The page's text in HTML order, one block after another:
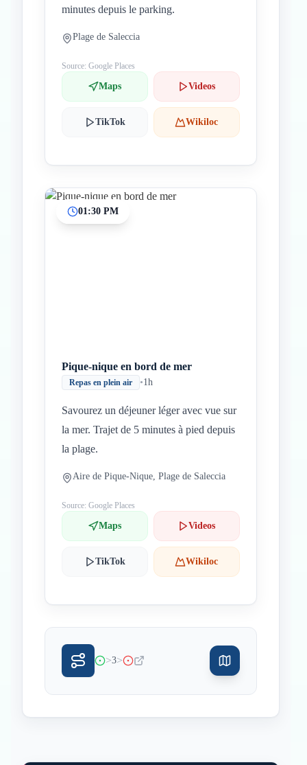
minutes depuis le parking.
Plage de Saleccia
Source: Google Places
Maps Videos
TikTok Wikiloc
01:30 PM
Pique-nique en bord de mer
Repas en plein air •1h
Savourez un déjeuner léger avec vue sur
la mer. Trajet de 5 minutes à pied depuis
la plage.
Aire de Pique-Nique, Plage de Saleccia
Source: Google Places
Maps Videos
TikTok Wikiloc
>3>